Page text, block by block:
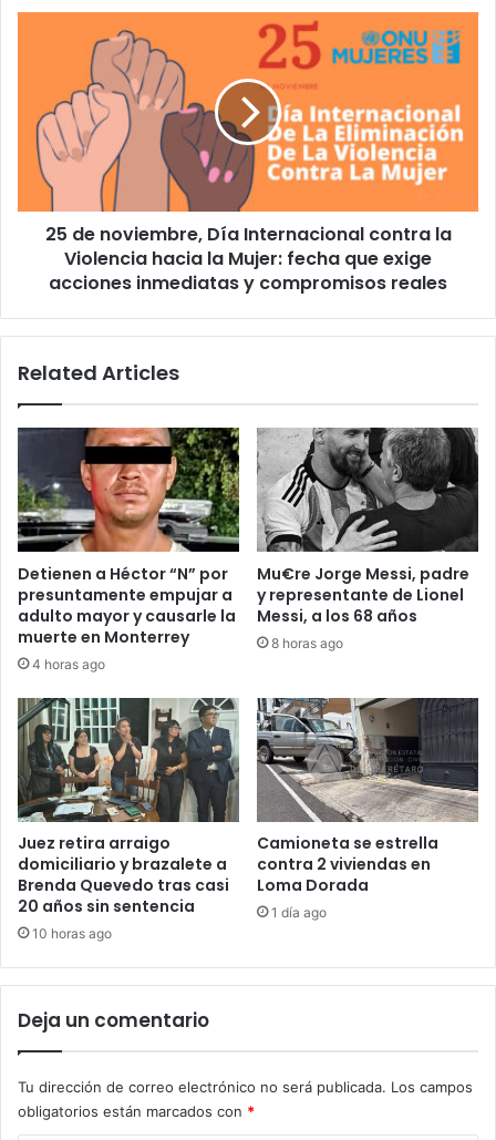
noviembre,
Internacional
contra
Violencia
hacia
fecha
exige
inmediatas
25 de noviembre, Día Internacional contra la
Violencia hacia la Mujer: fecha que exige
acciones inmediatas y compromisos reales
Related Articles
Detienen a Héctor “N” por
presuntamente empujar a
adulto mayor y causarle la
muerte en Monterrey
4 horas ago
Mu€re Jorge Messi, padre
y representante de Lionel
Messi, a los 68 años
8 horas ago
Juez retira arraigo
domiciliario y brazalete a
Brenda Quevedo tras casi
20 años sin sentencia
10 horas ago
Camioneta se estrella
contra 2 viviendas en
Loma Dorada
1 día ago
Deja un comentario
Tu dirección de correo electrónico no será publicada. Los campos
obligatorios están marcados con *